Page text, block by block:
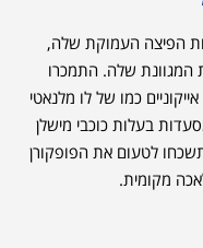
הפיצה העמוקת שלה,
המגוונת שלה. התמכרו
כמו של לו מלנאטי
בעלות כוכבי מישלן
לטעום את הפופקורן
מקומית.